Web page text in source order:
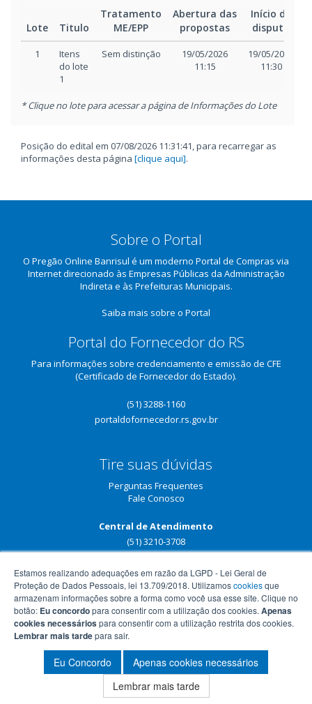
Lote Titulo
Tratamento
ME/EPP
Abertura das
propostas
Início da
disputa
1
Itens
do lote
1
Sem distinção
19/05/2026
11:15
19/05/2026
11:30
* Clique no lote para acessar a página de Informações do Lote
Posição do edital em 07/08/2026 11:31:41, para recarregar as
informações desta página [clique aqui].
Sobre o Portal
O Pregão Online Banrisul é um moderno Portal de Compras via
Internet direcionado às Empresas Públicas da Administração
Indireta e às Prefeituras Municipais.
Saiba mais sobre o Portal
Portal do Fornecedor do RS
Para informações sobre credenciamento e emissão de CFE
(Certificado de Fornecedor do Estado).
(51) 3288-1160
portaldofornecedor.rs.gov.br
Tire suas dúvidas
Perguntas Frequentes
Fale Conosco
Central de Atendimento
(51) 3210-3708
Estamos realizando adequações em razão da LGPD - Lei Geral de
Proteção de Dados Pessoais, lei 13.709/2018. Utilizamoscookiesque
armazenam informações sobre a forma como você usa esse site. Clique no
botão: Eu concordopara consentir com a utilização dos cookies. Apenas
cookies necessáriospara consentir com a utilização restrita dos cookies.
Lembrar mais tardepara sair.
Eu Concordo
Apenas cookies necessários
Lembrar mais tarde